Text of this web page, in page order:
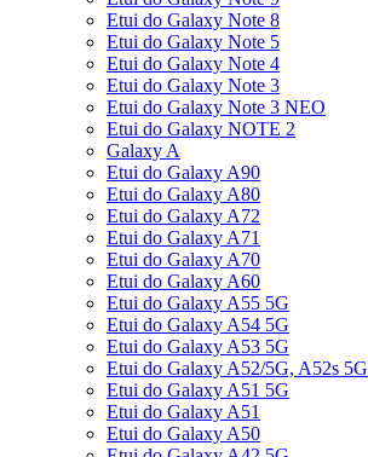
Etui do Galaxy Note 8
Etui do Galaxy Note 5
Etui do Galaxy Note 4
Etui do Galaxy Note 3
Etui do Galaxy Note 3 NEO
Etui do Galaxy NOTE 2
Galaxy A
Etui do Galaxy A90
Etui do Galaxy A80
Etui do Galaxy A72
Etui do Galaxy A71
Etui do Galaxy A70
Etui do Galaxy A60
Etui do Galaxy A55 5G
Etui do Galaxy A54 5G
Etui do Galaxy A53 5G
Etui do Galaxy A52/5G, A52s 5G
Etui do Galaxy A51 5G
Etui do Galaxy A51
Etui do Galaxy A50